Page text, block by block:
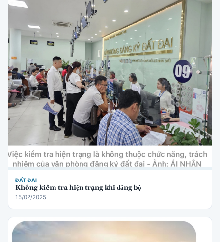
ĐẤT ĐAI
Không kiểm tra hiện trạng khi đăng bộ
15/02/2025